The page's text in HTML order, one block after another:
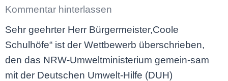
Kommentar hinterlassen
Sehr geehrter Herr Bürgermeister,Coole
Schulhöfe“ ist der Wettbewerb überschrieben,
den das NRW-Umweltministerium gemein-sam
mit der Deutschen Umwelt-Hilfe (DUH)